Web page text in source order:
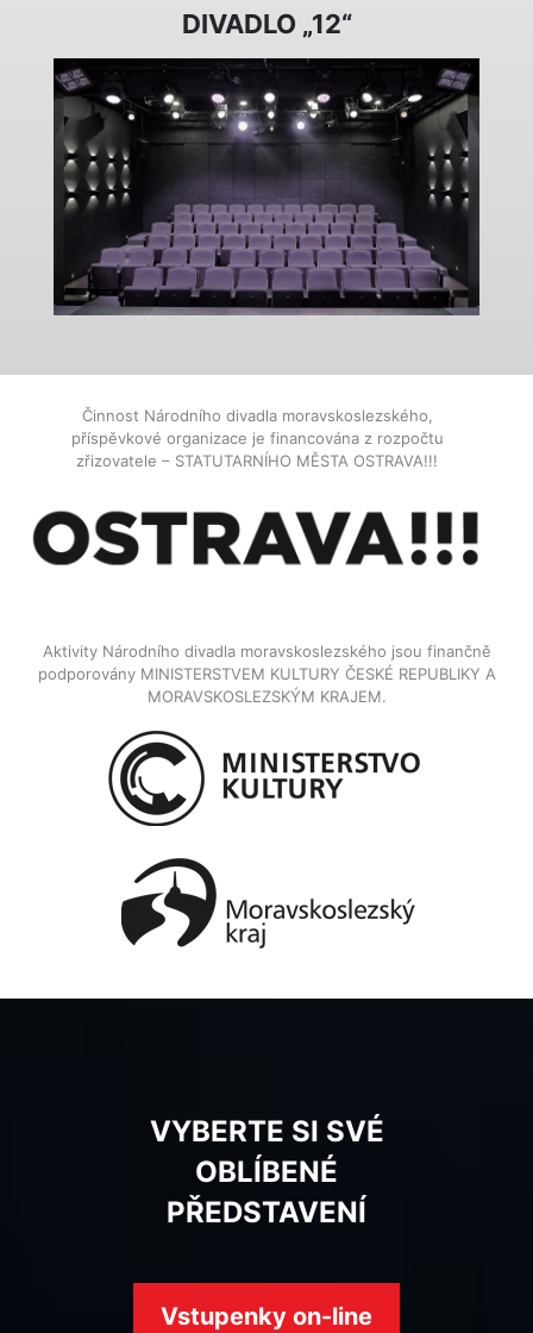
DIVADLO „12“
Činnost Národního divadla moravskoslezského,
příspěvkové organizace je financována z rozpočtu
zřizovatele – STATUTARNÍHO MĚSTA OSTRAVA!!!
Aktivity Národního divadla moravskoslezského jsou finančně
podporovány MINISTERSTVEM KULTURY ČESKÉ REPUBLIKY A
MORAVSKOSLEZSKÝM KRAJEM.
VYBERTE SI SVÉ
OBLÍBENÉ
PŘEDSTAVENÍ
Vstupenky on-line